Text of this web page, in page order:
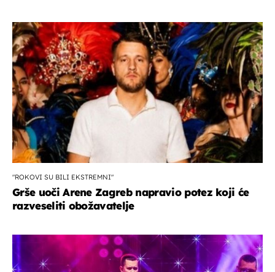
"ROKOVI SU BILI EKSTREMNI"
Grše uoči Arene Zagreb napravio potez koji će
razveseliti obožavatelje